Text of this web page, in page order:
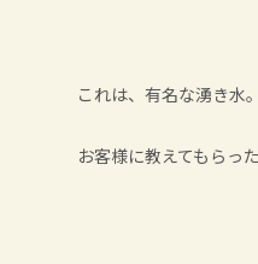
これは、有名な湧き水。
お客様に教えてもらっ